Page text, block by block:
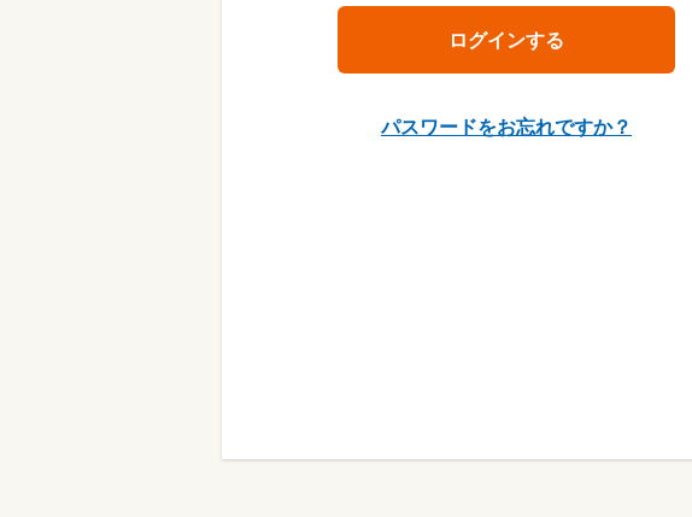
パスワードをお忘れですか？